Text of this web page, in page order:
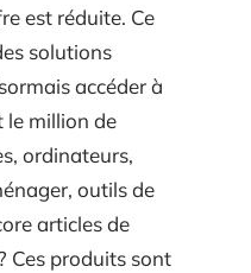
est réduite. Ce
solutions
accéder à
le million de
ordinateurs,
outils de
articles de
Ces produits sont